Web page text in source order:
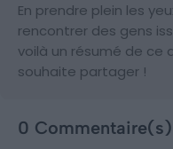
En prendre plein les
rencontrer des gens
voilà un résumé de ce
souhaite partager !
0 Commentaire(s)